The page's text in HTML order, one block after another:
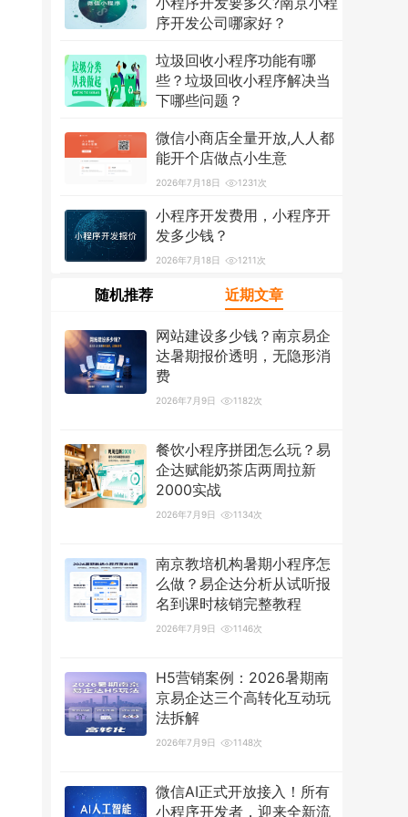
序开发公司哪家好？
垃圾回收小程序功能有哪
些？垃圾回收小程序解决当
下哪些问题？
微信小商店全量开放,人人都
能开个店做点小生意
2026年7月18日 1231次
小程序开发费用，小程序开
发多少钱？
2026年7月18日 1211次
随机推荐 近期文章
网站建设多少钱？南京易企
达暑期报价透明，无隐形消
费
2026年7月9日 1182次
餐饮小程序拼团怎么玩？易
企达赋能奶茶店两周拉新
2000实战
2026年7月9日 1134次
南京教培机构暑期小程序怎
么做？易企达分析从试听报
名到课时核销完整教程
2026年7月9日 1146次
H5营销案例：2026暑期南
京易企达三个高转化互动玩
法拆解
2026年7月9日 1148次
微信AI正式开放接入！所有
小程序开发者，迎来全新流